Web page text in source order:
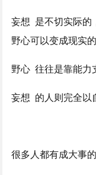
妄想 是不切实际的
野心可以变成现实的
野心 往往是靠能力
妄想 的人则完全以
很多人都有成大事